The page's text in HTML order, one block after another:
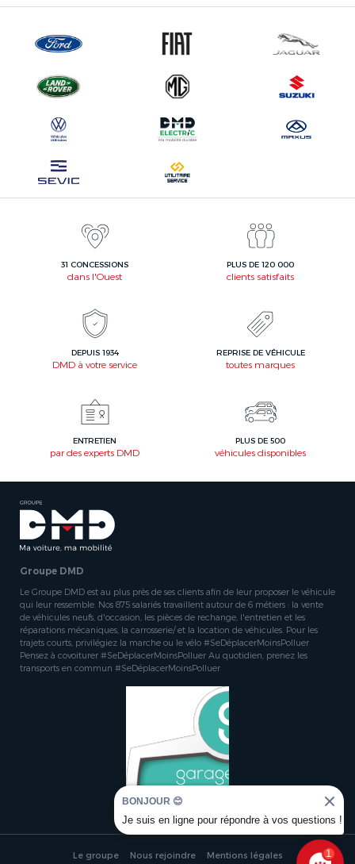
31 CONCESSIONS
dans l'Ouest
PLUS DE 120 000
clients satisfaits
DEPUIS 1934
DMD à votre service
REPRISE DE VÉHICULE
toutes marques
ENTRETIEN
par des experts DMD
PLUS DE 500
véhicules disponibles
Groupe DMD
Le Groupe DMD est au plus près de ses clients afin de leur proposer le véhicule
qui leur ressemble. Nos 875 salariés travaillent autour de 6 métiers : la vente
de véhicules neufs, d'occasion, les pièces de rechange, l'entretien et les
réparations mécaniques, la carrosserie/ et la location de véhicules. Pour les
trajets courts, privilégiez la marche ou le vélo #SeDéplacerMoinsPolluer
Pensez à covoiturer #SeDéplacerMoinsPolluer Au quotidien, prenez les
transports en commun #SeDéplacerMoinsPolluer
Le groupe Nous rejoindre Mentions légales 1
BONJOUR 😊
Je suis en ligne pour répondre à vos questions !